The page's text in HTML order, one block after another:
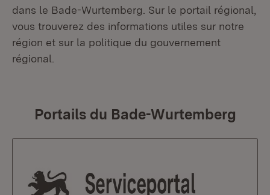
dans le Bade-Wurtemberg. Sur le portail régional,
vous trouverez des informations utiles sur notre
région et sur la politique du gouvernement
régional.
Portails du Bade-Wurtemberg